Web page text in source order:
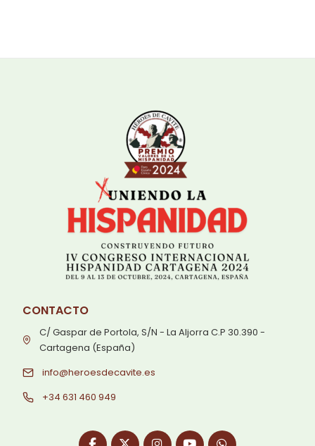
CONTACTO
C/ Gaspar de Portola, S/N - La Aljorra C.P 30.390 -
Cartagena (España)
info@heroesdecavite.es
+34 631 460 949